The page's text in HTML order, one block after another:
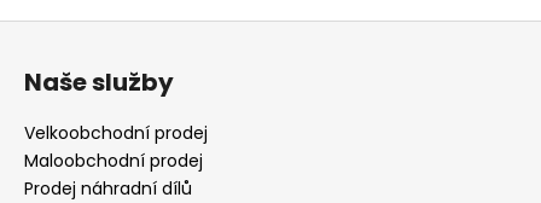
Naše služby
Velkoobchodní prodej
Maloobchodní prodej
Prodej náhradní dílů